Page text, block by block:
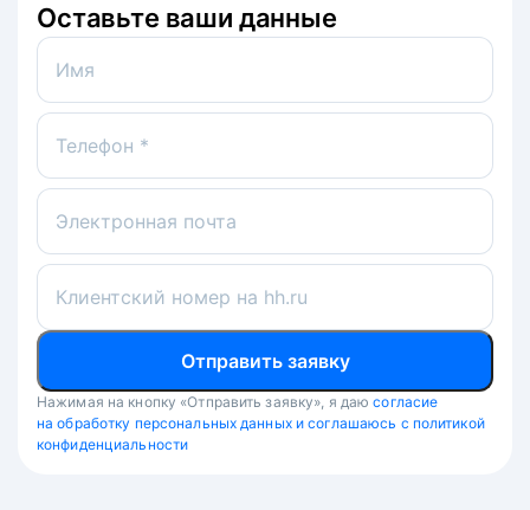
Оставьте ваши данные
Имя
Телефон *
Электронная почта
Клиентский номер на hh.ru
Отправить заявку
Нажимая на кнопку «Отправить заявку», я даю согласие
на обработку персональных данных и соглашаюсь с политикой
конфиденциальности